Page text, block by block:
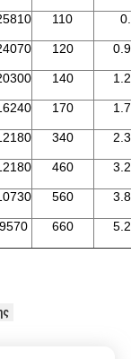
110
120
140
170
340
460
560
9570 660